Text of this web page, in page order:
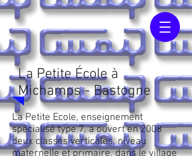
La Petite École à
Michamps - Bastogne
La Petite Ecole, enseignement
spécialisé type 7, a ouvert en 2008
deux classes verticales, niveau
maternelle et primaire, dans le village